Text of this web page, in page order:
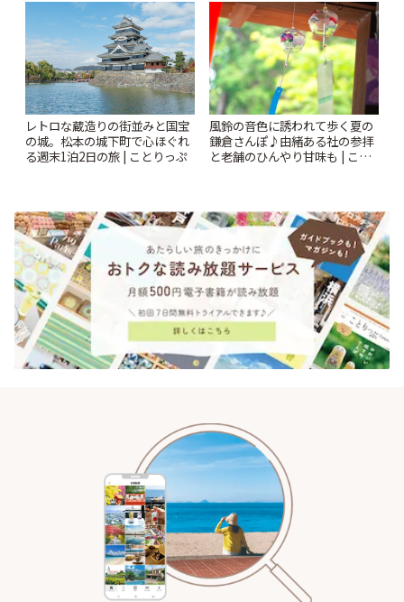
レトロな蔵造りの街並みと国宝
の城。松本の城下町で心ほぐれ
る週末1泊2日の旅 | ことりっぷ
風鈴の音色に誘われて歩く夏の
鎌倉さんぽ♪由緒ある社の参拝
と老舗のひんやり甘味も | こと